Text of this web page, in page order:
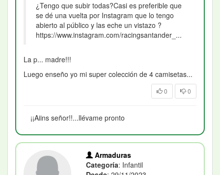
¿Tengo que subir todas?Casi es preferible que
se dé una vuelta por Instagram que lo tengo
abierto al público y las eche un vistazo ?
https://www.instagram.com/racingsantander_...
La p... madre!!!
Luego enseño yo mi super colección de 4 camisetas...
0 0
¡¡Aiins señor!!...llévame pronto
Armaduras
Categoría: Infantil